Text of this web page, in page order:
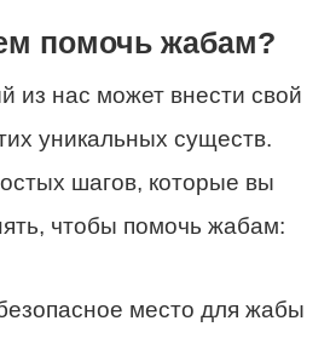
помочь жабам?
из нас может внести свой
уникальных существ.
шагов, которые вы
чтобы помочь жабам:
место для жабы